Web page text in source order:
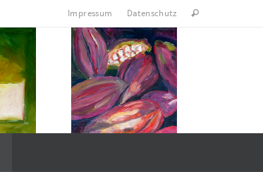
Impressum Datenschutz